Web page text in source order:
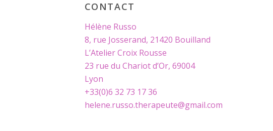
CONTACT
Hélène Russo
8, rue Josserand, 21420 Bouilland
L’Atelier Croix Rousse
23 rue du Chariot d’Or, 69004
Lyon
+33(0)6 32 73 17 36
helene.russo.therapeute@gmail.com